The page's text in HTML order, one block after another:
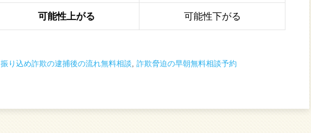
可能性上がる 可能性下がる
振り込め詐欺の逮捕後の流れ無料相談 詐欺脅迫の早朝無料相談予約